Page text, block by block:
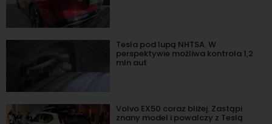
Tesla pod lupą NHTSA. W
perspektywie możliwa kontrola 1,2
mln aut
Volvo EX50 coraz bliżej. Zastąpi
znany model i powalczy z Teslą